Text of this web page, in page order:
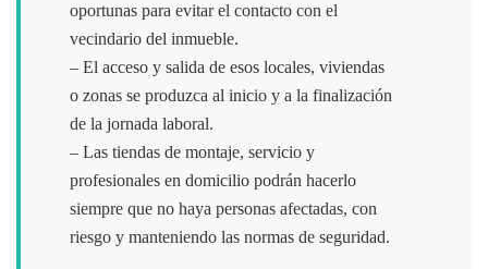
oportunas para evitar el contacto con el
vecindario del inmueble.
– El acceso y salida de esos locales, viviendas
o zonas se produzca al inicio y a la finalización
de la jornada laboral.
– Las tiendas de montaje, servicio y
profesionales en domicilio podrán hacerlo
siempre que no haya personas afectadas, con
riesgo y manteniendo las normas de seguridad.